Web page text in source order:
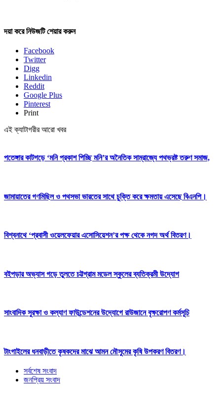
দয়া করে নিউজটি শেয়ার করুন
Facebook
Twitter
Digg
Linkedin
Reddit
Google Plus
Pinterest
Print
এই ক্যাটাগরীর আরো খবর
পতেঙ্গার কাটগড়ে ‘মনি প্রকাশ পিচ্ছি মনি’র অনৈতিক সাম্রাজ্যে পথভ্রষ্ট তরুণ সমাজ,
জামায়াতের গণমিছিল ও পথসভা ভারতের সাথে চুক্তি করে ক্ষমতায় এসেছে বিএনপি।
বিশ্বনাথে ‘প্রবাসী ওয়েলফেয়ার এসোসিয়েশন’র পক্ষ থেকে নগদ অর্থ বিতরণ।
বইপড়ার অভ্যাস গড়ে তুলতে চট্টগ্রাম মডেল স্কুলের ব্যতিক্রমী উদ্যোগ
সাংবাদিক সুরক্ষা ও কল্যাণ ফাউন্ডেশনের উদ্যোগে রাউজানে বৃক্ষরোপণ কর্মসূচি
টাংগাইলের ধনবাড়ীতে কৃষকদের মাঝে আমন মৌসুমের কৃষি উপকরণ বিতরণ।
সর্বশেষ সংবাদ
জনপ্রিয় সংবাদ